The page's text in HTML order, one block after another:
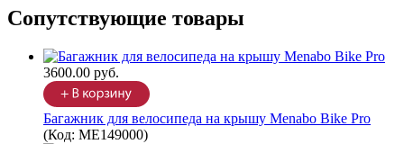
Сопутствующие товары
3600.00 руб.
Багажник для велосипеда на крышу Menabo Bike Pro
(Код: ME149000)